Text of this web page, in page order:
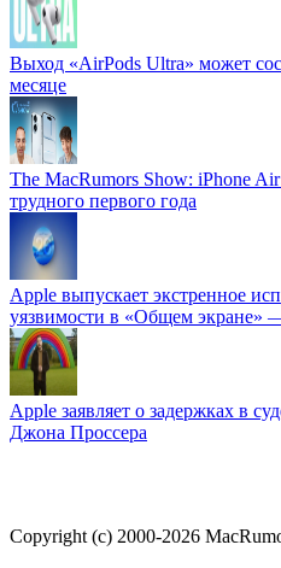
Выход «AirPods Ultra» может
месяце
The MacRumors Show: iPhone
трудного первого года
Apple выпускает экстренное
уязвимости в «Общем экране»
Apple заявляет о задержках в
Джона Проссера
Copyright (c) 2000-2026